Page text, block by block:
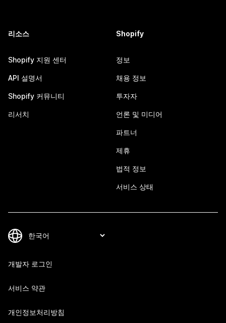
리소스
Shopify 지원 센터
API 설명서
Shopify 커뮤니티
리서치
Shopify
정보
채용 정보
투자자
언론 및 미디어
파트너
제휴
법적 정보
서비스 상태
개발자 로그인
서비스 약관
개인정보처리방침